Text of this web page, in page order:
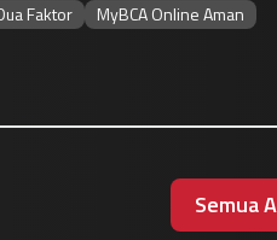
Faktor MyBCA Online Aman
Semua